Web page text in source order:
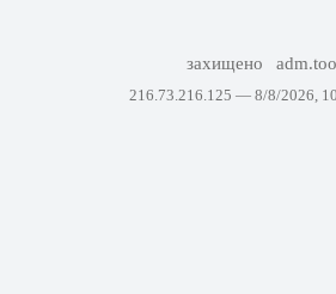
захищено
216.73.216.125 — 8/8/2026,